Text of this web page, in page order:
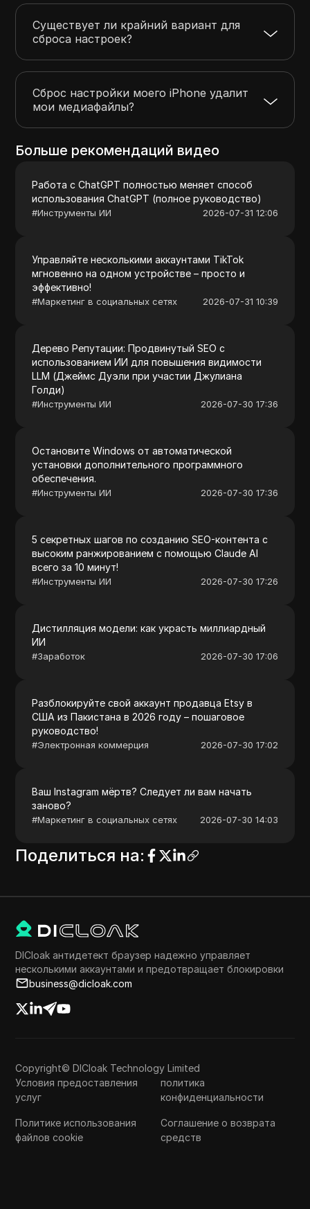
Существует ли крайний вариант для
сброса настроек?
Сброс настройки моего iPhone удалит
мои медиафайлы?
Больше рекомендаций видео
Работа с ChatGPT полностью меняет способ
использования ChatGPT (полное руководство)
#Инструменты ИИ 2026-07-31 12:06
Управляйте несколькими аккаунтами TikTok
мгновенно на одном устройстве – просто и
эффективно!
#Маркетинг в социальных сетях 2026-07-31 10:39
Дерево Репутации: Продвинутый SEO с
использованием ИИ для повышения видимости
LLM (Джеймс Дуэли при участии Джулиана
Голди)
#Инструменты ИИ 2026-07-30 17:36
Остановите Windows от автоматической
установки дополнительного программного
обеспечения.
#Инструменты ИИ 2026-07-30 17:36
5 секретных шагов по созданию SEO-контента с
высоким ранжированием с помощью Claude AI
всего за 10 минут!
#Инструменты ИИ 2026-07-30 17:26
Дистилляция модели: как украсть миллиардный
ИИ
#Заработок 2026-07-30 17:06
Разблокируйте свой аккаунт продавца Etsy в
США из Пакистана в 2026 году – пошаговое
руководство!
#Электронная коммерция 2026-07-30 17:02
Ваш Instagram мёртв? Следует ли вам начать
заново?
#Маркетинг в социальных сетях 2026-07-30 14:03
Поделиться на:
DICloak антидетект браузер надежно управляет
несколькими аккаунтами и предотвращает блокировки
business@dicloak.com
Copyright© DICloak Technology Limited
Условия предоставления
услуг
политика
конфиденциальности
Политике использования
файлов cookie
Соглашение о возврата
средств